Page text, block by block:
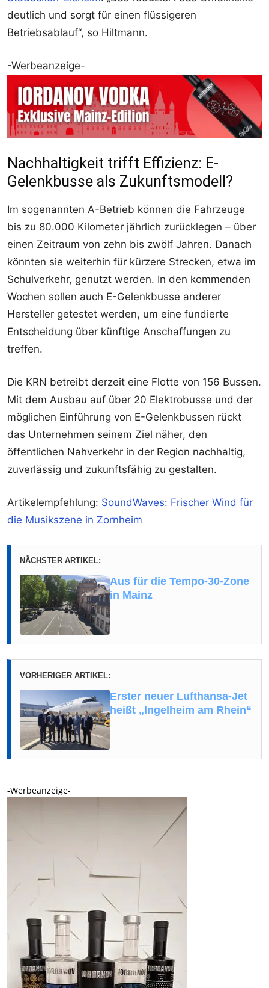
deutlich und sorgt für einen flüssigeren
Betriebsablauf“, so Hiltmann.
-Werbeanzeige-
Nachhaltigkeit trifft Effizienz: E-
Gelenkbusse als Zukunftsmodell?
Im sogenannten A-Betrieb können die Fahrzeuge
bis zu 80.000 Kilometer jährlich zurücklegen – über
einen Zeitraum von zehn bis zwölf Jahren. Danach
könnten sie weiterhin für kürzere Strecken, etwa im
Schulverkehr, genutzt werden. In den kommenden
Wochen sollen auch E-Gelenkbusse anderer
Hersteller getestet werden, um eine fundierte
Entscheidung über künftige Anschaffungen zu
treffen.
Die KRN betreibt derzeit eine Flotte von 156 Bussen.
Mit dem Ausbau auf über 20 Elektrobusse und der
möglichen Einführung von E-Gelenkbussen rückt
das Unternehmen seinem Ziel näher, den
öffentlichen Nahverkehr in der Region nachhaltig,
zuverlässig und zukunftsfähig zu gestalten.
Artikelempfehlung: SoundWaves: Frischer Wind für
die Musikszene in Zornheim
NÄCHSTER ARTIKEL:
Aus für die Tempo-30-Zone
in Mainz
VORHERIGER ARTIKEL:
Erster neuer Lufthansa-Jet
heißt „Ingelheim am Rhein“
-Werbeanzeige-